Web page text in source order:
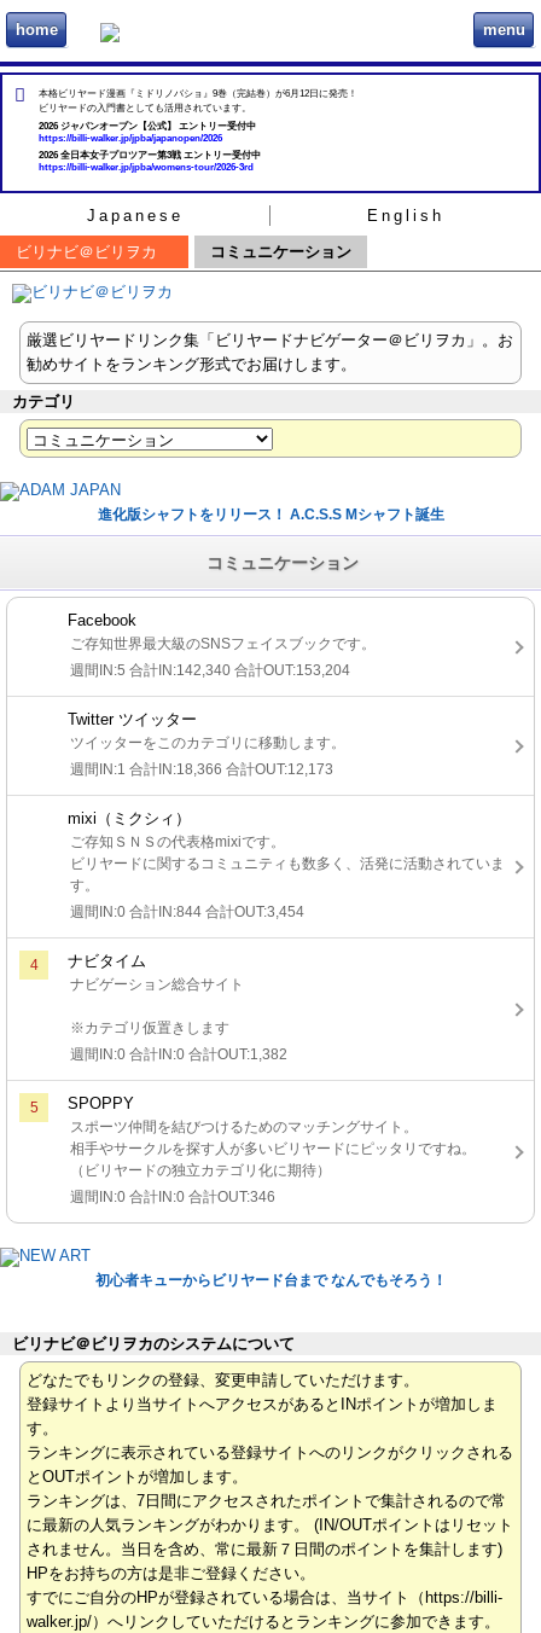
home ビリヲカ menu
本格ビリヤード漫画『ミドリノバショ』9巻（完結巻）が6月12日に発売！
ビリヤードの入門書としても活用されています。
2026 ジャパンオープン【公式】 エントリー受付中
https://billi-walker.jp/jpba/japanopen/2026
2026 全日本女子プロツアー第3戦 エントリー受付中
https://billi-walker.jp/jpba/womens-tour/2026-3rd
Japanese
English
ビリナビ＠ビリヲカ
コミュニケーション
厳選ビリヤードリンク集「ビリヤードナビゲーター＠ビリヲカ」。お
勧めサイトをランキング形式でお届けします。
カテゴリ
進化版シャフトをリリース！ A.C.S.S Mシャフト誕生
コミュニケーション
Facebook
ご存知世界最大級のSNSフェイスブックです。
週間IN:5 合計IN:142,340 合計OUT:153,204
Twitter ツイッター
ツイッターをこのカテゴリに移動します。
週間IN:1 合計IN:18,366 合計OUT:12,173
mixi（ミクシィ）
ご存知ＳＮＳの代表格mixiです。
ビリヤードに関するコミュニティも数多く、活発に活動されていま
す。
週間IN:0 合計IN:844 合計OUT:3,454
4 ナビタイム
ナビゲーション総合サイト
※カテゴリ仮置きします
週間IN:0 合計IN:0 合計OUT:1,382
5 SPOPPY
スポーツ仲間を結びつけるためのマッチングサイト。
相手やサークルを探す人が多いビリヤードにピッタリですね。
（ビリヤードの独立カテゴリ化に期待）
週間IN:0 合計IN:0 合計OUT:346
初心者キューからビリヤード台まで なんでもそろう！
ビリナビ＠ビリヲカのシステムについて
どなたでもリンクの登録、変更申請していただけます。
登録サイトより当サイトへアクセスがあるとINポイントが増加しま
す。
ランキングに表示されている登録サイトへのリンクがクリックされる
とOUTポイントが増加します。
ランキングは、7日間にアクセスされたポイントで集計されるので常
に最新の人気ランキングがわかります。 (IN/OUTポイントはリセット
されません。当日を含め、常に最新７日間のポイントを集計します)
HPをお持ちの方は是非ご登録ください。
すでにご自分のHPが登録されている場合は、当サイト（https://billi-
walker.jp/）へリンクしていただけるとランキングに参加できます。